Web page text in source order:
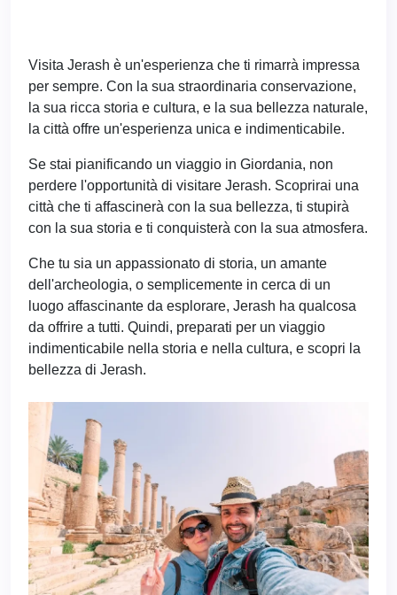
Visita Jerash è un'esperienza che ti rimarrà impressa
per sempre. Con la sua straordinaria conservazione,
la sua ricca storia e cultura, e la sua bellezza naturale,
la città offre un'esperienza unica e indimenticabile.
Se stai pianificando un viaggio in Giordania, non
perdere l'opportunità di visitare Jerash. Scoprirai una
città che ti affascinerà con la sua bellezza, ti stupirà
con la sua storia e ti conquisterà con la sua atmosfera.
Che tu sia un appassionato di storia, un amante
dell'archeologia, o semplicemente in cerca di un
luogo affascinante da esplorare, Jerash ha qualcosa
da offrire a tutti. Quindi, preparati per un viaggio
indimenticabile nella storia e nella cultura, e scopri la
bellezza di Jerash.